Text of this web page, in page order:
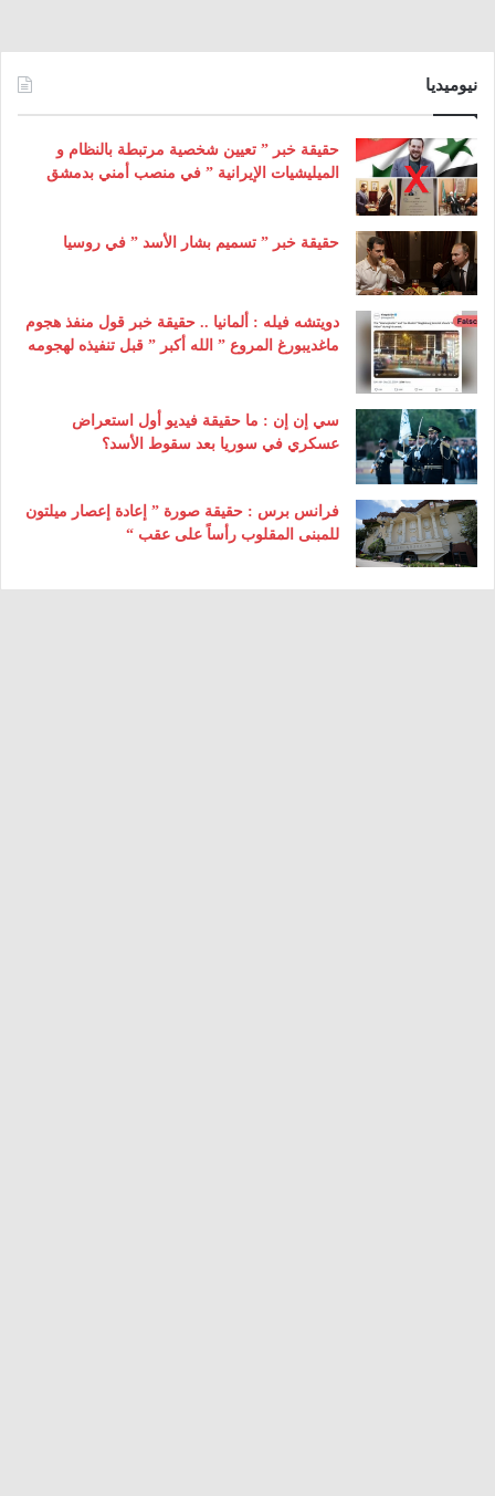
نيوميديا
حقيقة خبر ” تعيين شخصية مرتبطة بالنظام و
الميليشيات الإيرانية ” في منصب أمني بدمشق
حقيقة خبر ” تسميم بشار الأسد ” في روسيا
دويتشه فيله : ألمانيا .. حقيقة خبر قول منفذ هجوم
ماغديبورغ المروع ” الله أكبر ” قبل تنفيذه لهجومه
سي إن إن : ما حقيقة فيديو أول استعراض
عسكري في سوريا بعد سقوط الأسد؟
فرانس برس : حقيقة صورة ” إعادة إعصار ميلتون
للمبنى المقلوب رأساً على عقب “